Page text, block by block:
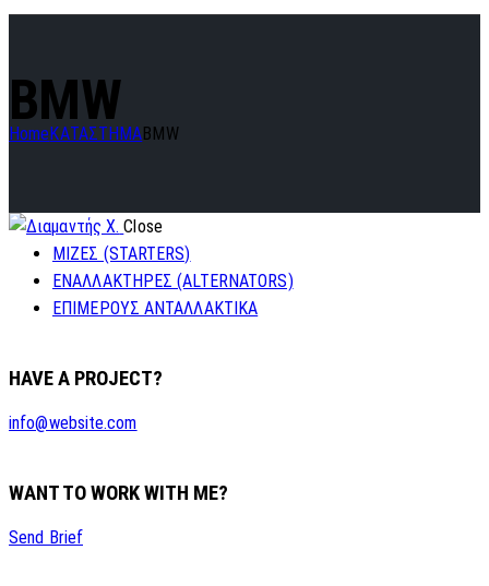
BMW
Home ΚΑΤΑΣΤΗΜΑBMW
Close
ΜΙΖΕΣ (STARTERS)
ΕΝΑΛΛΑΚΤΗΡΕΣ (ALTERNATORS)
ΕΠΙΜΕΡΟΥΣ ΑΝΤΑΛΛΑΚΤΙΚΑ
HAVE A PROJECT?
info@website.com
WANT TO WORK WITH ME?
Send Brief